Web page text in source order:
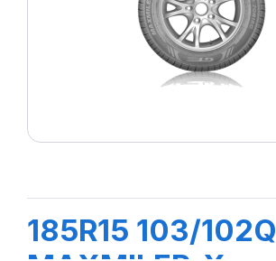
185R15 103/102Q